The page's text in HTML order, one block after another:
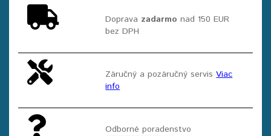
Doprava zadarmo nad 150 EUR
bez DPH
Záručný a pozáručný servisViac
info
Odborné poradenstvo